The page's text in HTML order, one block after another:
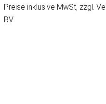
Preise inklusive MwSt, zzgl.
BV